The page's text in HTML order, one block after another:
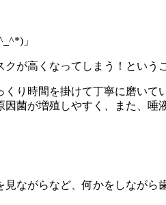
)」
が高く なってしまう！という
くり時間 を掛けて丁寧に磨いて
因菌が増殖しやすく、また、唾
見ながらなど、何かをしながら